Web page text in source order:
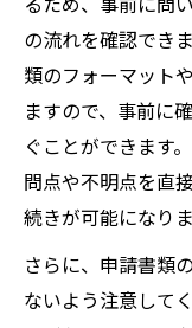
るため、事前に問
の流れを確認でき
類のフォーマット
ますので、事前に
ぐことができます
問点や不明点を直
続きが可能になりま
さらに、申請書類
ないよう注意して